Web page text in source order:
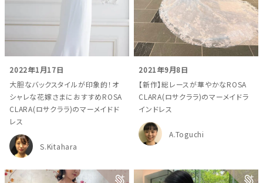
2022年1月17日
大胆なバックスタイルが印象的！オ
シャレな花嫁さまにおすすめROSA
CLARA(ロサクララ)のマーメイドド
レス
S.Kitahara
2021年9月8日
【新作】総レースが華やかなROSA
CLARA(ロサクララ)のマーメイドラ
インドレス
A.Toguchi